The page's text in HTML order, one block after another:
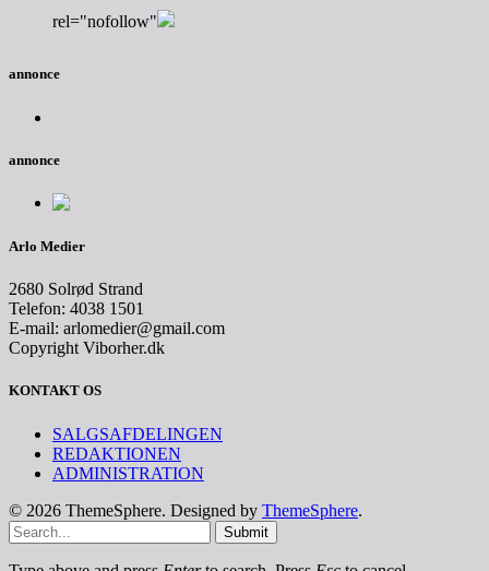
rel="nofollow"
annonce
annonce
Arlo Medier
2680 Solrød Strand
Telefon: 4038 1501
E-mail: arlomedier@gmail.com
Copyright Viborher.dk
KONTAKT OS
SALGSAFDELINGEN
REDAKTIONEN
ADMINISTRATION
© 2026 ThemeSphere. Designed by ThemeSphere.
Submit